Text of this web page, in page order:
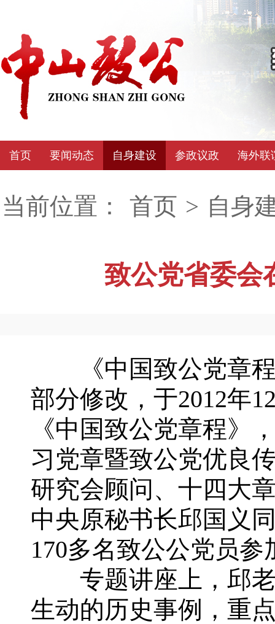
首页 要闻动态 自身建设 参政议政 海外联
当前位置： 首页 > 自身
致公党省委会
《中国致公党章程
部分修改，于2012年
《中国致公党章程》
习党章暨致公党优良
研究会顾问、十四大
中央原秘书长邱国义
170多名致公公党员参
专题讲座上，邱老
生动的历史事例，重